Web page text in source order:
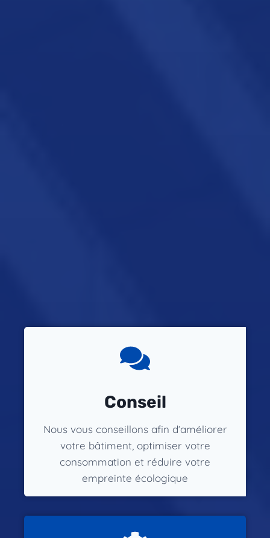
Conseil
Nous vous conseillons afin d’améliorer
votre bâtiment, optimiser votre
consommation et réduire votre
empreinte écologique